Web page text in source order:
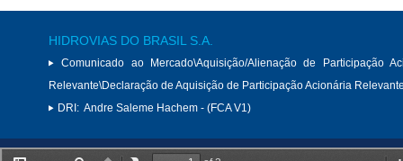
HIDROVIAS DO BRASIL S.A.
Comunicado ao Mercado\Aquisição/Alienação de Participação
Relevante\Declaração de Aquisição de Participação Acionária
DRI: Andre Saleme Hachem - (FCA V1)